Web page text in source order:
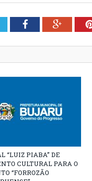
Facebook
“LUIZ PIABA” DE
CULTURAL PARA O
“FORROZÃO